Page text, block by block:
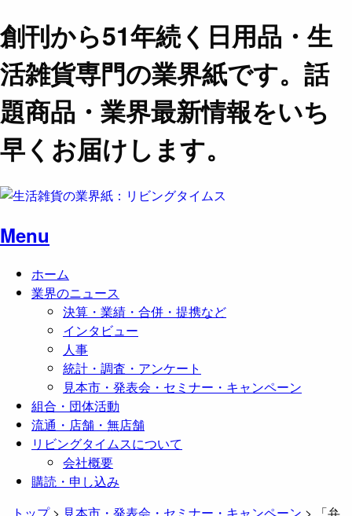
創刊から51年続く日用品・生
活雑貨専門の業界紙です。話
題商品・業界最新情報をいち
早くお届けします。
Menu
ホーム
業界のニュース
決算・業績・合併・提携など
インタビュー
人事
統計・調査・アンケート
見本市・発表会・セミナー・キャンペーン
組合・団体活動
流通・店舗・無店舗
リビングタイムスについて
会社概要
購読・申し込み
トップ> 見本市・発表会・セミナー・キャンペーン >
「弁